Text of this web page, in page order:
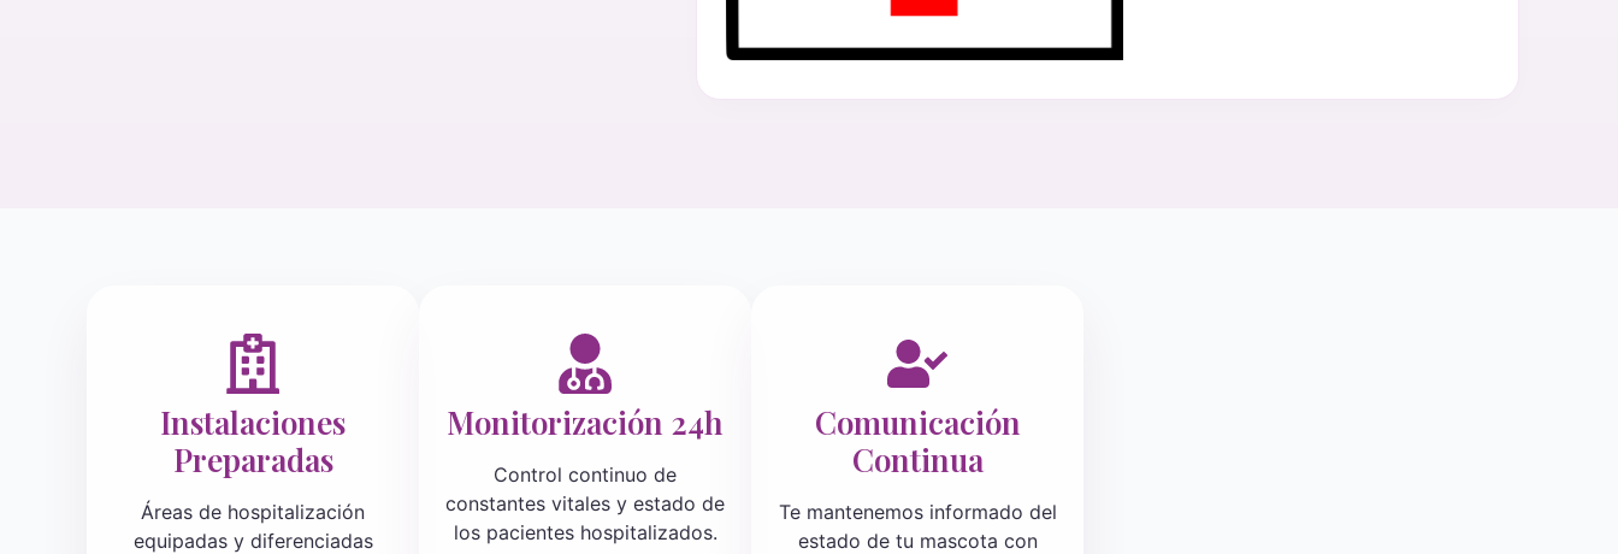
Instalaciones
Preparadas
Áreas de hospitalización
equipadas y diferenciadas
Monitorización 24h
Control continuo de
constantes vitales y estado de
los pacientes hospitalizados.
Comunicación
Continua
Te mantenemos informado del
estado de tu mascota con